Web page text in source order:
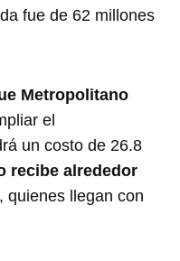
fue de 62 millones
Metropolitano
el
un costo de 26.8
recibe alrededor
, quienes llegan con